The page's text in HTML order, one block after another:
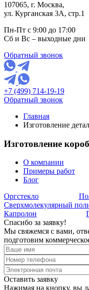
107065, г. Москва,
ул. Курганская 3А, стр.1
Пн-Пт с 9:00 до 17:00
Сб и Вс – выходные дни
Обратный звонок
+7 (499) 714-19-19
Обратный звонок
Главная
Изготовление
Изготовление
О компании
Примеры работ
Блог
Оргстекло
Сверхмолекулярный
Капролон
Спасибо за заявку!
Мы свяжемся с вами,
подготовим
Оставить заявку
Нажимая на кнопку, вы